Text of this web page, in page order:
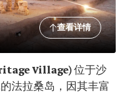
查看详情
Village)位于沙
法拉桑岛，因其丰富